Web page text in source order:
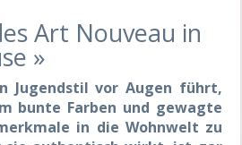
Art Nouveau in
»
Jugendstil vor Augen führt,
bunte Farben und gewagte
in die Wohnwelt zu